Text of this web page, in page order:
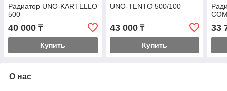
Радиатор UNO-KARTELLO
500
40 000 ₸
Купить
UNO-TENTO 500/100
43 000₸
Купить
33
О нас